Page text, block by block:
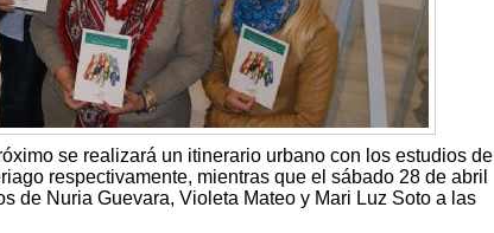
se realizará un itinerario urbano con los estudios de
respectivamente, mientras que el sábado 28 de abril
de Nuria Guevara, Violeta Mateo y Mari Luz Soto a las